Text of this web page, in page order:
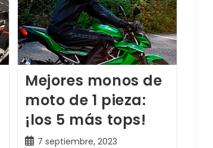
Mejores monos de
moto de 1 pieza:
¡los 5 más tops!
Publicación
7 septiembre, 2023